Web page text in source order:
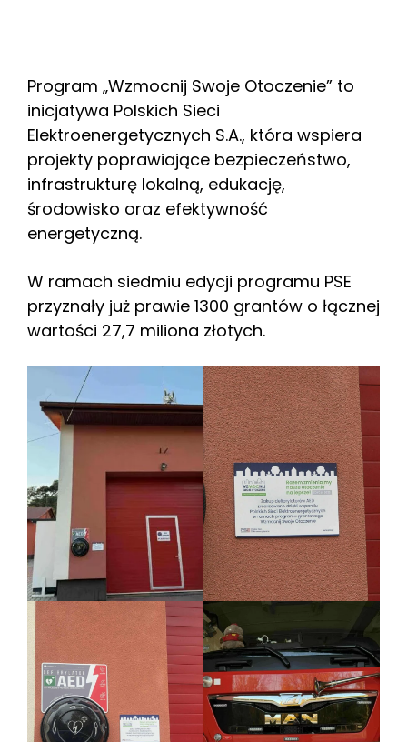
Program „Wzmocnij Swoje Otoczenie” to
inicjatywa Polskich Sieci
Elektroenergetycznych S.A., która wspiera
projekty poprawiające bezpieczeństwo,
infrastrukturę lokalną, edukację,
środowisko oraz efektywność
energetyczną.
W ramach siedmiu edycji programu PSE
przyznały już prawie 1300 grantów o łącznej
wartości 27,7 miliona złotych.